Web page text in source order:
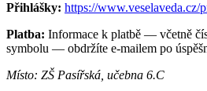
Přihlášky: https://www.veselaveda.cz/
Platba: Informace k platbě — včetně
symbolu — obdržíte e-mailem po
Místo: ZŠ Pasířská, učebna 6.C